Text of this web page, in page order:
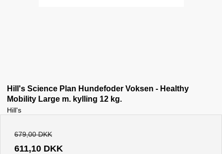
Hill's Science Plan Hundefoder Voksen - Healthy
Mobility Large m. kylling 12 kg.
Hill's
679,00 DKK
611,10 DKK